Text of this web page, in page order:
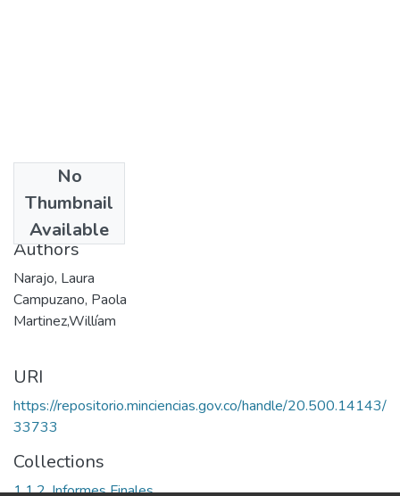
No
Thumbnail
Available
2007
Authors
Narajo, Laura
Campuzano, Paola
Martinez,Willíam
URI
https://repositorio.minciencias.gov.co/handle/20.500.14143/
33733
Collections
1.1.2. Informes Finales